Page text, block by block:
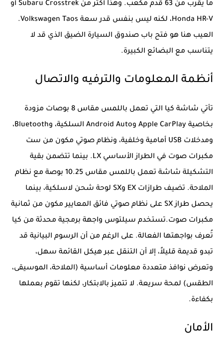
ما يقرب من 63 قدم مكعب. وهذا أكثر من Subaru Crosstrek أو
Honda HR-V، لكنه ليس بنفس قدر سعة Volkswagen Taos.
العيب هنا هو فتح باب صندوق السيارة الضيق الذي قد لا
يتناسب مع البضائع الكبيرة.
أنظمة المعلومات والترفيه والاتصال
تأتي شاشة كيا التي تعمل باللمس مقاس 8 بوصات مزودة
بخاصية Apple CarPlay وAndroid Auto السلكية، وBluetooth،
ومدخلات USB أمامية وخلفية، ونظام صوتي مكون من ست
مكبرات صوت في الطراز الأساسي LX. بينما تتضمن بقية
التشكيلة شاشة تعمل باللمس مقاس 10.25 بوصة مع نظام
الملاحة. تضيف طرازات EX وSX لوحة شحن لاسلكية، بينما
يحصل طراز SX على نظام صوتي فائق المعايير مكون من ثمانية
مكبرات صوت.تستخدم سيلتوس واجهة برمجية محدثة من كيا
تُعرف بواجهتها الفعالة. على الرغم من أن الرسوم البيانية قد
تبدو قديمة قليلاً، إلا أن التنقل عبر هيكل القائمة سهل،
وتعرض نوافذ متعددة معلومات أساسية (الملاحة، الموسيقى،
الطقس) لمحة سريعة. لا تتميز بالابتكار، لكنها تقوم بعملها
بكفاءة.
الأمان